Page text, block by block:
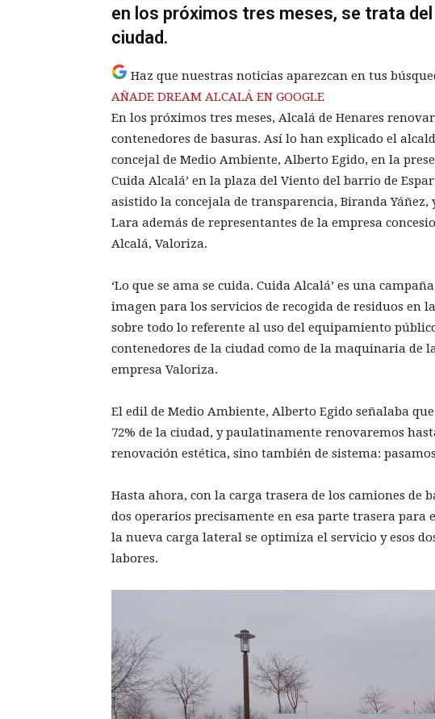
en los próximos tres meses, se trata
ciudad.
Haz que nuestras noticias aparezcan en tus
AÑADE DREAM ALCALÁ EN GOOGLE
En los próximos tres meses, Alcalá de Henares
contenedores de basuras. Así lo han explicado el
concejal de Medio Ambiente, Alberto Egido, en la
Cuida Alcalá’ en la plaza del Viento del barrio de
asistido la concejala de transparencia, Biranda Yáñez,
Lara además de representantes de la empresa
Alcalá, Valoriza.
‘Lo que se ama se cuida. Cuida Alcalá’ es una
imagen para los servicios de recogida de residuos en
sobre todo lo referente al uso del equipamiento
contenedores de la ciudad como de la maquinaria de
empresa Valoriza.
El edil de Medio Ambiente, Alberto Egido señalaba
72% de la ciudad, y paulatinamente renovaremos
renovación estética, sino también de sistema:
Hasta ahora, con la carga trasera de los camiones de
dos operarios precisamente en esa parte trasera para
la nueva carga lateral se optimiza el servicio y esos
labores.